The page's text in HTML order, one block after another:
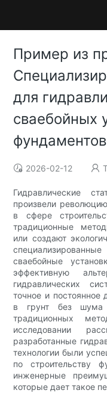
Пример из
для
сваебойных
2026-02-12
Гидравлические
произвели
в сфере
традиционные
или создают
сваебойные
эффективную
гидравлических
точное и постоянное
в грунт без шума
традиционных
исследовании
разработанные
технологии были
по строительству
инженерные
которые дает такое